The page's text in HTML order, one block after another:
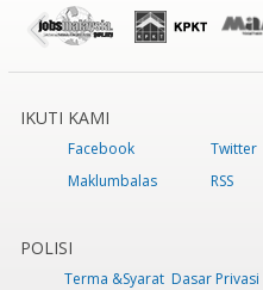
IKUTI KAMI
Facebook Twitter
Maklumbalas
RSS
POLISI
Terma &Syarat Dasar Privasi